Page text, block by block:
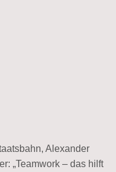
Alexander
„Teamwork – das hilft